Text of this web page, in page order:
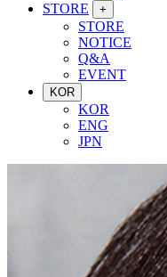
STORE
+
STORE
NOTICE
Q&A
EVENT
KOR
KOR
ENG
JPN